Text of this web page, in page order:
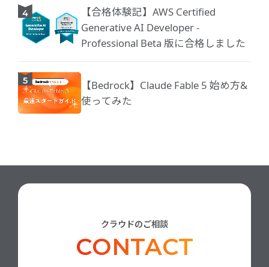
【合格体験記】AWS Certified
Generative AI Developer -
Professional Beta 版に合格しました
【Bedrock】Claude Fable 5 始め方&
使ってみた
クラウドのご相談
CONTACT